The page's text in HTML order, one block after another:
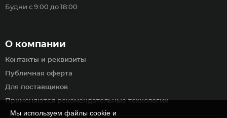
О компании
Контакты и реквизиты
Публичная оферта
Для поставщиков
Применяются рекомендательные технологии
Будни с 9:00 до 18:00
Мы используем файлы cookie и